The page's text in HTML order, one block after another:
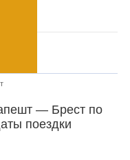
— Брест по
поездки